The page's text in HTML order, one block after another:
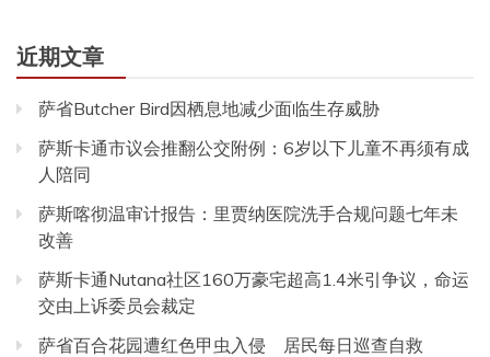
近期文章
萨省Butcher Bird因栖息地减少面临生存威胁
萨斯卡通市议会推翻公交附例：6岁以下儿童不再须有成
人陪同
萨斯喀彻温审计报告：里贾纳医院洗手合规问题七年未
改善
萨斯卡通Nutana社区160万豪宅超高1.4米引争议，命运
交由上诉委员会裁定
萨省百合花园遭红色甲虫入侵 居民每日巡查自救